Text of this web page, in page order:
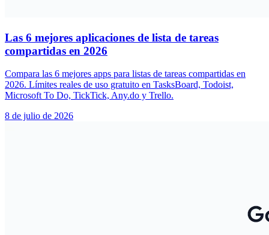
Las 6 mejores aplicaciones de lista de tareas
compartidas en 2026
Compara las 6 mejores apps para listas de tareas compartidas en
2026. Límites reales de uso gratuito en TasksBoard, Todoist,
Microsoft To Do, TickTick, Any.do y Trello.
8 de julio de 2026